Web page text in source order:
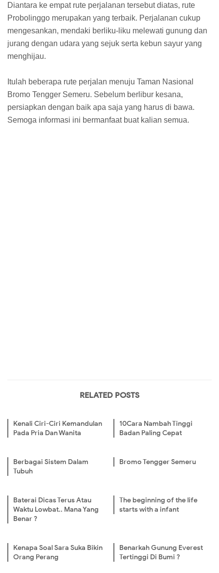
Diantara ke empat rute perjalanan tersebut diatas, rute
Probolinggo merupakan yang terbaik. Perjalanan cukup
mengesankan, mendaki berliku-liku melewati gunung dan
jurang dengan udara yang sejuk serta kebun sayur yang
menghijau.
Itulah beberapa rute perjalan menuju Taman Nasional
Bromo Tengger Semeru. Sebelum berlibur kesana,
persiapkan dengan baik apa saja yang harus di bawa.
Semoga informasi ini bermanfaat buat kalian semua.
RELATED POSTS
Kenali Ciri-Ciri Kemandulan
Pada Pria Dan Wanita
10Cara Nambah Tinggi
Badan Paling Cepat
Berbagai Sistem Dalam
Tubuh
Bromo Tengger Semeru
Baterai Dicas Terus Atau
Waktu Lowbat.. Mana Yang
Benar ?
The beginning of the life
starts with a infant
Kenapa Soal Sara Suka Bikin
Orang Perang
Benarkah Gunung Everest
Tertinggi Di Bumi ?